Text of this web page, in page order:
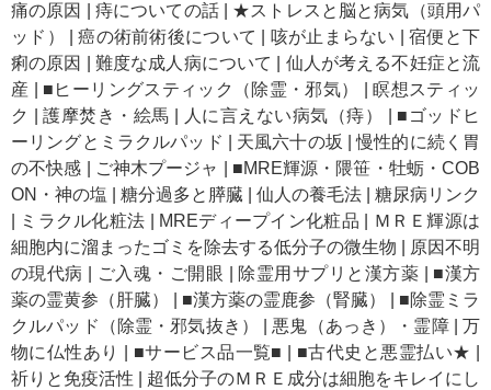
痛の原因
痔についての話| ★ストレスと脳と病気（頭用パ
ッド）
|癌の術前術後について 咳が止まらない |宿便と下
痢の原因
難度な成人病について
仙人が考える不妊症と流
産
■ヒーリングスティック（除霊・邪気） |瞑想スティッ
ク
|護摩焚き・絵馬 人に言えない病気（痔）
■ゴッドヒ
ーリングとミラクルパッド
天風六十の坂 |慢性的に続く胃
の不快感
ご神木プージャ
■MRE輝源・隈笹・牡蛎・COB
ON・神の塩
糖分過多と膵臓 仙人の養毛法
糖尿病リンク
ミラクル化粧法 MREディープイン化粧品
ＭＲＥ輝源は
細胞内に溜まったゴミを除去する低分子の微生物
原因不明
の現代病
ご入魂・ご開眼 除霊用サプリと漢方薬
■漢方
薬の霊黄参（肝臓）
■漢方薬の霊鹿参（腎臓）
■除霊ミラ
クルパッド（除霊・邪気抜き）
悪鬼（あっき）・霊障|万
物に仏性あり
■サービス品一覧■ ■古代史と悪霊払い★
祈りと免疫活性
超低分子のＭＲＥ成分は細胞をキレイにし